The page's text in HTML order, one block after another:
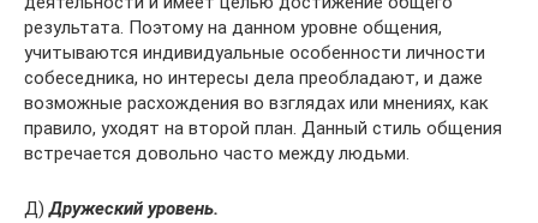
результата. Поэтому на данном уровне общения,
учитываются индивидуальные особенности личности
собеседника, но интересы дела преобладают, и даже
возможные расхождения во взглядах или мнениях, как
правило, уходят на второй план. Данный стиль общения
встречается довольно часто между людьми.
Д)Дружеский уровень.